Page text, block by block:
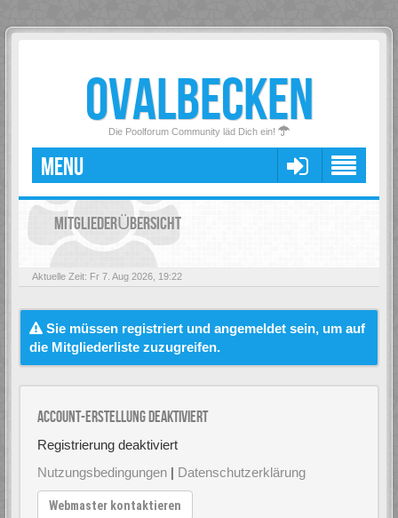
OVALBECKEN
Die Poolforum Community läd Dich ein!
MENU
MITGLIEDERÜBERSICHT
Aktuelle Zeit: Fr 7. Aug 2026, 19:22
Sie müssen registriert und angemeldet sein, um auf
die Mitgliederliste zuzugreifen.
Account-Erstellung deaktiviert
Registrierung deaktiviert
Nutzungsbedingungen | Datenschutzerklärung
Webmaster kontaktieren